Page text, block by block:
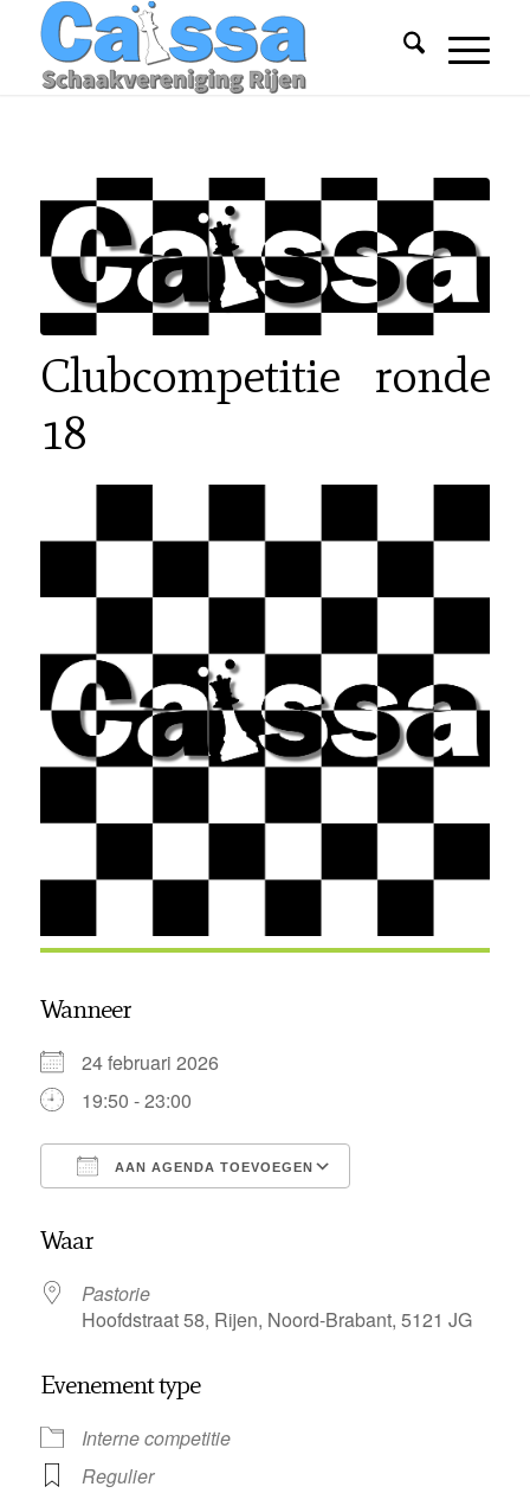
Clubcompetitie ronde
18
Wanneer
24 februari 2026
19:50 - 23:00
AAN AGENDA TOEVOEGEN
Waar
Pastorie
Hoofdstraat 58, Rijen, Noord-Brabant, 5121 JG
Evenement type
Interne competitie
Regulier